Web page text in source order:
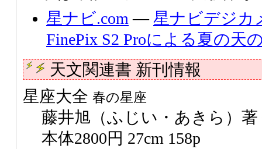
星ナビ.com ―星ナビデジカ
FinePix S2 Proによる夏の天
天文関連書 新刊情報
星座大全 春の星座
藤井旭（ふじい・あきら）著
本体2800円 27cm 158p